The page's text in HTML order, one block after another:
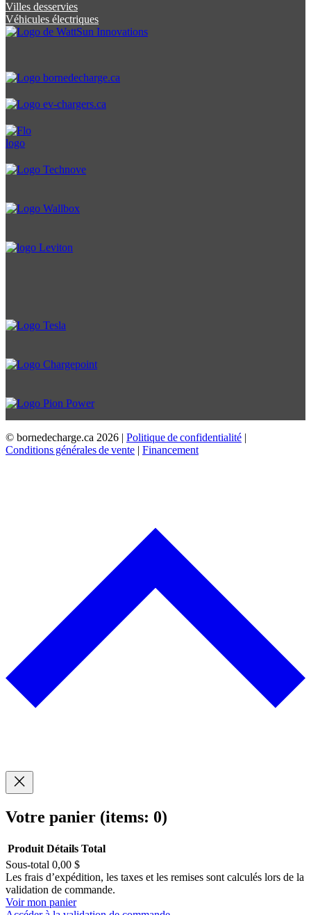
Villes desservies
Véhicules électriques
© bornedecharge.ca 2026 | Politique de confidentialité |
Conditions générales de vente | Financement
Votre panier (items: 0)
Produits
dans
Produit Détails Total
Sous-total 0,00 $
Les frais d’expédition, les taxes et les remises sont calculés lors de la
validation de commande.
Voir mon panier